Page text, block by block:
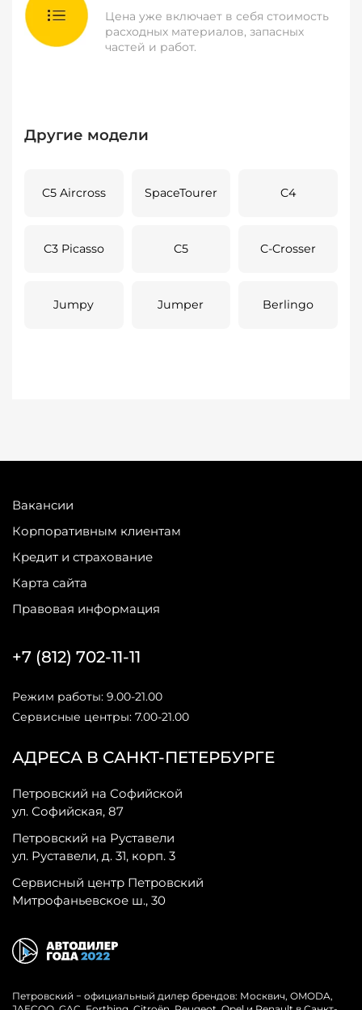
Цена уже включает в себя стоимость
расходных материалов, запасных
частей и работ.
Другие модели
C5 Aircross SpaceTourer C4
C3 Picasso C5 C-Crosser
Jumpy Jumper Berlingo
Вакансии
Корпоративным клиентам
Кредит и страхование
Карта сайта
Правовая информация
АДРЕСА В САНКТ-ПЕТЕРБУРГЕ
Петровский на Софийской
ул. Софийская, 87
Петровский на Руставели
ул. Руставели, д. 31, корп. 3
Сервисный центр Петровский
Митрофаньевское ш., 30
+7 (812) 702-11-11
Режим работы: 9.00-21.00
Сервисные центры: 7.00-21.00
Петровский − официальный дилер брендов: Москвич, OMODA,